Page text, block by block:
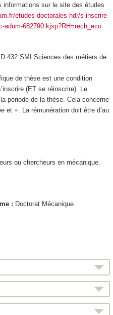
informations sur le site des études
etudes-doctorales-hdr/s-inscrire-
adum-682790.kjsp?RH=rech_eco
432 SMI Sciences des métiers de
de thèse est une condition
(ET se réinscrire). Le
période de la thèse. Cela concerne
et +. La rémunération doit être d’au
ou chercheurs en mécanique.
: Doctorat Mécanique